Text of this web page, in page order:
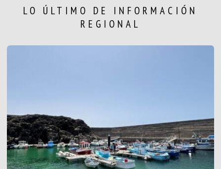
LO ÚLTIMO DE INFORMACIÓN
REGIONAL